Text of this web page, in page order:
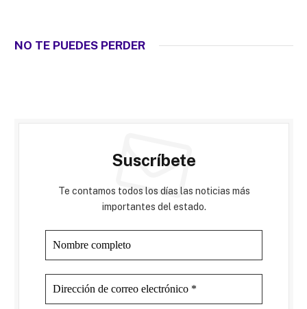
NO TE PUEDES PERDER
Suscríbete
Te contamos todos los días las noticias más
importantes del estado.